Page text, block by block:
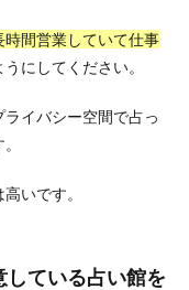
間営業していて仕事
にしてください。
イバシー空間で占っ
いです。
ている占い館を